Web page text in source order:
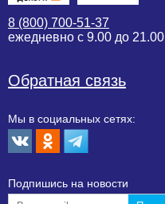
8 (800) 700-51-37
ежедневно с 9.00 до 21.00
Обратная связь
Мы в социальных сетях:
Подпишиcь на новости